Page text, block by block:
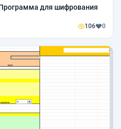
для шифрования
106 0